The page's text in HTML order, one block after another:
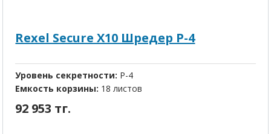
Rexel Secure X10 Шредер P-4
Уровень секретности: P-4
Емкость корзины: 18 листов
92 953 тг.